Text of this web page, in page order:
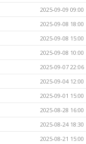
2025-09-09 09:00
2025-09-08 18:00
2025-09-08 15:00
2025-09-08 10:00
2025-09-07 22:06
2025-09-04 12:00
2025-09-01 15:00
2025-08-28 16:00
2025-08-24 18:30
2025-08-21 15:00